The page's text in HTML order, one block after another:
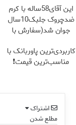
این آقای58ساله با کرم
ضدچروک جلبک10سال
جوان شد(سفارش با
کاربردی‌ترین پاوربانک با
مناسب‌ترین قیمت❗
اشتراک
مطلع شدن